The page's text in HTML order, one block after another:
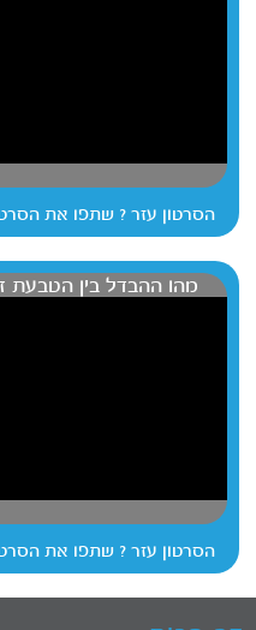
הסרטון עזר ? שתפו את
מהו ההבדל בין הטבעת
הסרטון עזר ? שתפו את